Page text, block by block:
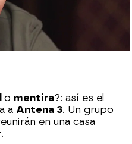
de 2025, 12:26
o mentira?: así es el
a Antena 3. Un grupo
en una casa
.